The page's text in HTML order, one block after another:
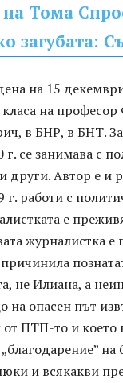
Тома
загубата:
на 15
на професор
в БНР, в БНТ.
се занимава с
други. Автор е и
работи с
е
журналистка е
не Илиана, а
на опасен път
ПТП-то и което
и всякакви